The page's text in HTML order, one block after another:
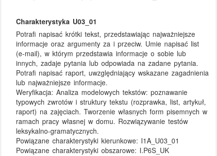
Charakterystyka U03_01
Potrafi napisać krótki tekst, przedstawiając najważniejsze
informacje oraz argumenty za i przeciw. Umie napisać list
(e-mail), w którym przedstawia informacje o sobie lub
innych, zadaje pytania lub odpowiada na zadane pytania.
Potrafi napisać raport, uwzględniający wskazane zagadnienia
lub najważniejsze informacje.
Weryfikacja:Analiza modelowych tekstów: poznawanie
typowych zwrotów i struktury tekstu (rozprawka, list, artykuł,
raport) na zajęciach. Tworzenie własnych form pisemnych w
ramach pracy własnej w domu. Rozwiązywanie testów
leksykalno-gramatycznych.
Powiązane charakterystyki kierunkowe: I1A_U03_01
Powiązane charakterystyki obszarowe: I.P6S_UK